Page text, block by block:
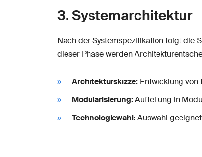
3. Systemarchitektur
Nach der Systemspezifikation folgt die
dieser Phase werden
Architekturskizze: Entwicklung von
Modularisierung:Aufteilung in
Technologiewahl:Auswahl